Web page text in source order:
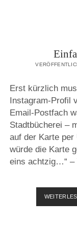
Erst kürzlich
Instagram-Profil
Email-Postfach
Stadtbücherei –
auf der Karte per
würde die Karte
eins achtzig…“